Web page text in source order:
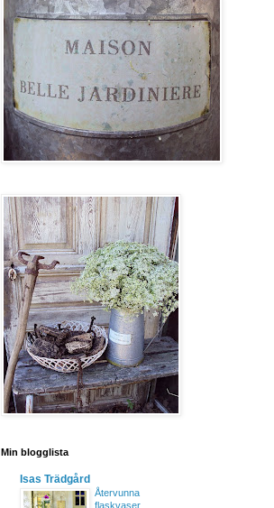
Min blogglista
Isas Trädgård
Återvunna
flaskvaser